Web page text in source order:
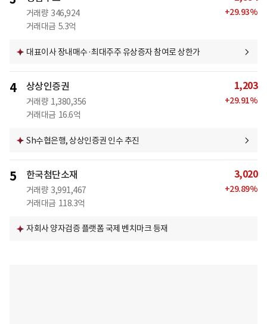
거래량 346,924
거래대금 5.3억
+29.93%
대표이사 장내매수·최대주주 유상증자 참여로 상한가
4 상상인증권
거래량 1,380,356
거래대금 16.6억
1,203
+29.91%
Sh수협은행, 상상인증권 인수 추진
5 한국첨단소재
거래량 3,991,467
거래대금 118.3억
3,020
+29.89%
자회사 양자검증 플랫폼 국제 벤치마크 등재